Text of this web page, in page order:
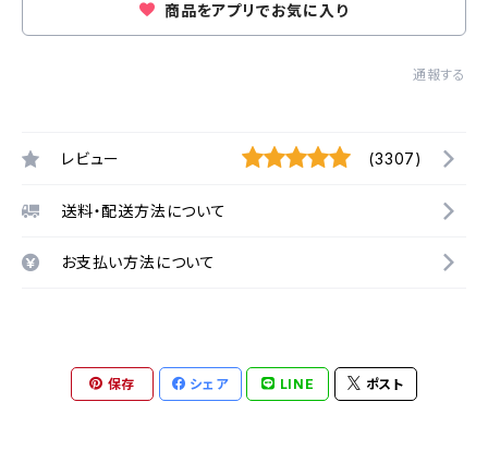
商品をアプリでお気に入り
通報する
レビュー (3307)
送料・配送方法について
お支払い方法について
保存 シェア LINE ポスト